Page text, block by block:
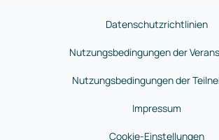
Datenschutzrichtlinien
Nutzungsbedingungen der
Nutzungsbedingungen der
Impressum
Cookie-Einstellungen